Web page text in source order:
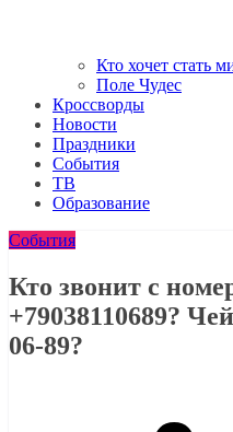
Кто хочет стать
Поле Чудес
Кроссворды
Новости
Праздники
События
ТВ
Образование
События
Кто звонит с
+79038110689?
06-89?